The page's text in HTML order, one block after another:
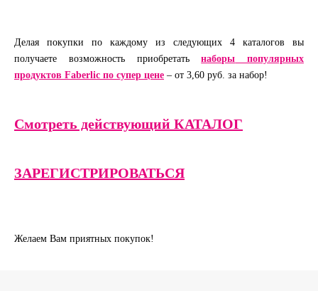
Делая покупки по каждому из следующих 4 каталогов вы
получаете возможность приобретатьнаборы
популярных
продуктов Faberlic по супер цене – от 3,60 руб. за набор!
Смотреть действующий КАТАЛОГ
ЗАРЕГИСТРИРОВАТЬСЯ
Желаем Вам приятных покупок!